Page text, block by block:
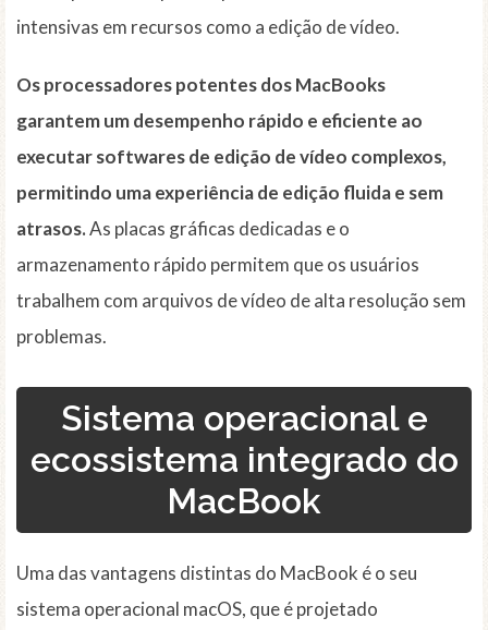
intensivas em recursos como a edição de vídeo.
Os processadores potentes dos MacBooks
garantem um desempenho rápido e eficiente ao
executar softwares de edição de vídeo complexos,
permitindo uma experiência de edição fluida e sem
atrasos.As placas gráficas dedicadas e o
armazenamento rápido permitem que os usuários
trabalhem com arquivos de vídeo de alta resolução sem
problemas.
Sistema operacional e
ecossistema integrado do
MacBook
Uma das vantagens distintas do MacBook é o seu
sistema operacional macOS, que é projetado